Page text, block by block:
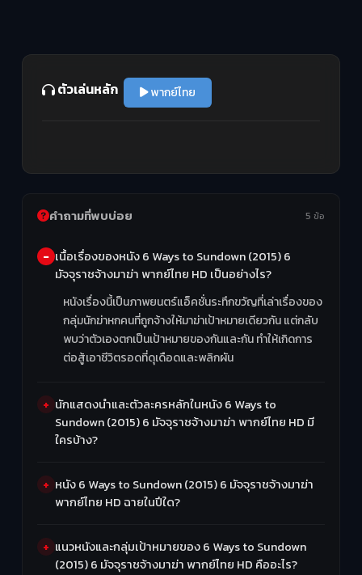
ตัวเล่นหลัก พากย์ไทย
คำถามที่พบบ่อย 5 ข้อ
เนื้อเรื่องของหนัง 6 Ways to Sundown (2015) 6
มัจจุราชจ้างมาฆ่า พากย์ไทย HD เป็นอย่างไร?
หนังเรื่องนี้เป็นภาพยนตร์แอ็คชั่นระทึกขวัญที่เล่าเรื่องของ
กลุ่มนักฆ่าหกคนที่ถูกจ้างให้มาฆ่าเป้าหมายเดียวกัน แต่กลับ
พบว่าตัวเองตกเป็นเป้าหมายของกันและกัน ทำให้เกิดการ
ต่อสู้เอาชีวิตรอดที่ดุเดือดและพลิกผัน
นักแสดงนำและตัวละครหลักในหนัง 6 Ways to
Sundown (2015) 6 มัจจุราชจ้างมาฆ่า พากย์ไทย HD มี
ใครบ้าง?
หนัง 6 Ways to Sundown (2015) 6 มัจจุราชจ้างมาฆ่า
พากย์ไทย HD ฉายในปีใด?
แนวหนังและกลุ่มเป้าหมายของ 6 Ways to Sundown
(2015) 6 มัจจุราชจ้างมาฆ่า พากย์ไทย HD คืออะไร?